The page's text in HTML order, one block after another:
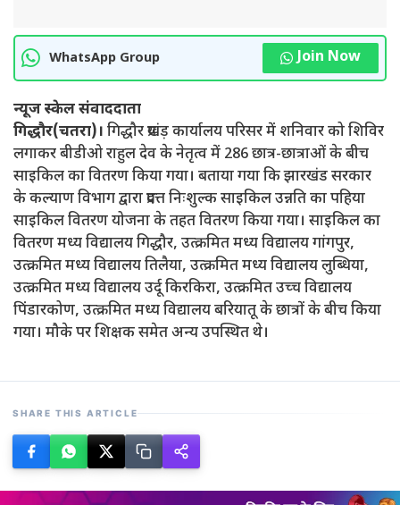
WhatsApp Group Join Now
न्यूज स्केल संवाददाता
गिद्धौर(चतरा)। गिद्धौर प्रखंड़ कार्यालय परिसर में शनिवार को शिविर
लगाकर बीडीओ राहुल देव के नेतृत्व में 286 छात्र-छात्राओं के बीच
साइकिल का वितरण किया गया। बताया गया कि झारखंड सरकार
के कल्याण विभाग द्वारा प्रदत्त निःशुल्क साइकिल उन्नति का पहिया
साइकिल वितरण योजना के तहत वितरण किया गया। साइकिल का
वितरण मध्य विद्यालय गिद्धौर, उत्क्रमित मध्य विद्यालय गांगपुर,
उत्क्रमित मध्य विद्यालय तिलैया, उत्क्रमित मध्य विद्यालय लुब्धिया,
उत्क्रमित मध्य विद्यालय उर्दू किरकिरा, उत्क्रमित उच्च विद्यालय
पिंडारकोण, उत्क्रमित मध्य विद्यालय बरियातू के छात्रों के बीच किया
गया। मौके पर शिक्षक समेत अन्य उपस्थित थे।
SHARE THIS ARTICLE